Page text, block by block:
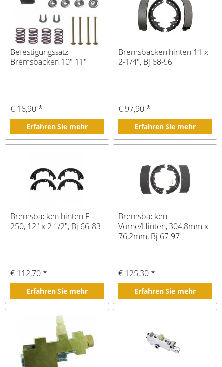
Befestigungssatz
Bremsbacken 10" 11"
€ 16,90 *
Erfahren Sie mehr
Bremsbacken hinten 11 x
2-1/4", Bj 68-96
€ 97,90 *
Erfahren Sie mehr
Bremsbacken hinten F-
250, 12" x 2 1/2", Bj 66-83
€ 112,70 *
Erfahren Sie mehr
Bremsbacken
Vorne/Hinten, 304,8mm x
76,2mm, Bj 67-97
€ 125,30 *
Erfahren Sie mehr